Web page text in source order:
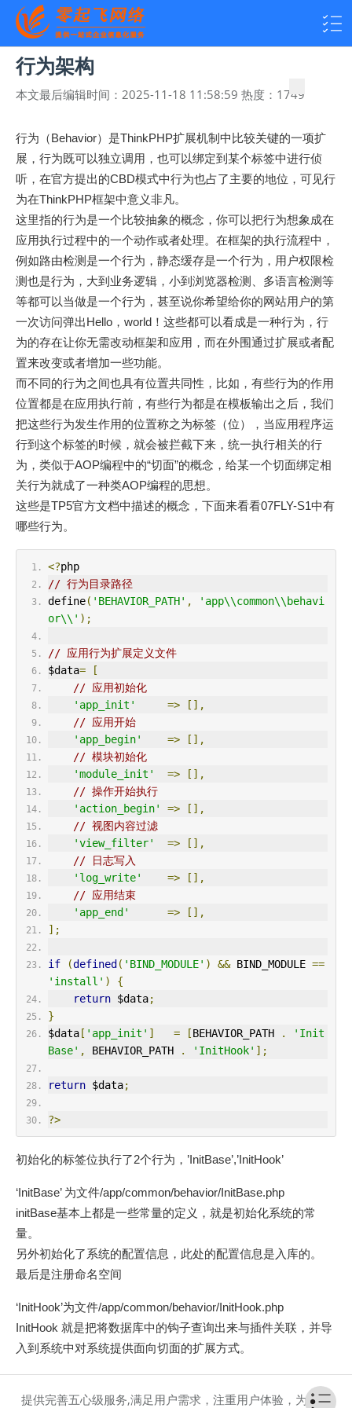
行为架构
本文最后编辑时间： 2025-11-18 11:58:59 热度： 1749
行为（Behavior）是ThinkPHP扩展机制中比较关键的一项扩
展，行为既可以独立调用，也可以绑定到某个标签中进行侦
听，在官方提出的CBD模式中行为也占了主要的地位，可见行
为在ThinkPHP框架中意义非凡。
这里指的行为是一个比较抽象的概念，你可以把行为想象成在
应用执行过程中的一个动作或者处理。在框架的执行流程中，
例如路由检测是一个行为，静态缓存是一个行为，用户权限检
测也是行为，大到业务逻辑，小到浏览器检测、多语言检测等
等都可以当做是一个行为，甚至说你希望给你的网站用户的第
一次访问弹出Hello，world！这些都可以看成是一种行为，行
为的存在让你无需改动框架和应用，而在外围通过扩展或者配
置来改变或者增加一些功能。
而不同的行为之间也具有位置共同性，比如，有些行为的作用
位置都是在应用执行前，有些行为都是在模板输出之后，我们
把这些行为发生作用的位置称之为标签（位），当应用程序运
行到这个标签的时候，就会被拦截下来，统一执行相关的行
为，类似于AOP编程中的“切面”的概念，给某一个切面绑定相
关行为就成了一种类AOP编程的思想。
这些是TP5官方文档中描述的概念，下面来看看07FLY-S1中有
哪些行为。
<?php
// 行为目录路径
define( 'BEHAVIOR_PATH' ,
'app\\common\\behavi
or\\' );
// 应用行为扩展定义文件
$data=
[
// 应用初始化
'app_init'
=>
[],
// 应用开始
'app_begin'
=>
[],
// 模块初始化
'module_init'
=>
[],
// 操作开始执行
'action_begin'
=>
[],
// 视图内容过滤
'view_filter'
=>
[],
// 日志写入
'log_write'
=>
[],
// 应用结束
'app_end'
=>
[],
];
if (defined ( 'BIND_MODULE' ) && BIND_MODULE ==
'install' )
{
return $data;
}
$data[ 'app_init' ] = [BEHAVIOR_PATH .
'Init
Base' , BEHAVIOR_PATH . 'InitHook' ];
return $data;
?>
初始化的标签位执行了2个行为，’InitBase’,’InitHook’
‘InitBase’ 为文件/app/common/behavior/InitBase.php
initBase基本上都是一些常量的定义，就是初始化系统的常
量。
另外初始化了系统的配置信息，此处的配置信息是入库的。
最后是注册命名空间
‘InitHook’为文件/app/common/behavior/InitHook.php
InitHook 就是把将数据库中的钩子查询出来与插件关联，并导
入到系统中对系统提供面向切面的扩展方式。
提供完善五心级服务,满足用户需求，注重用户体验，为客户